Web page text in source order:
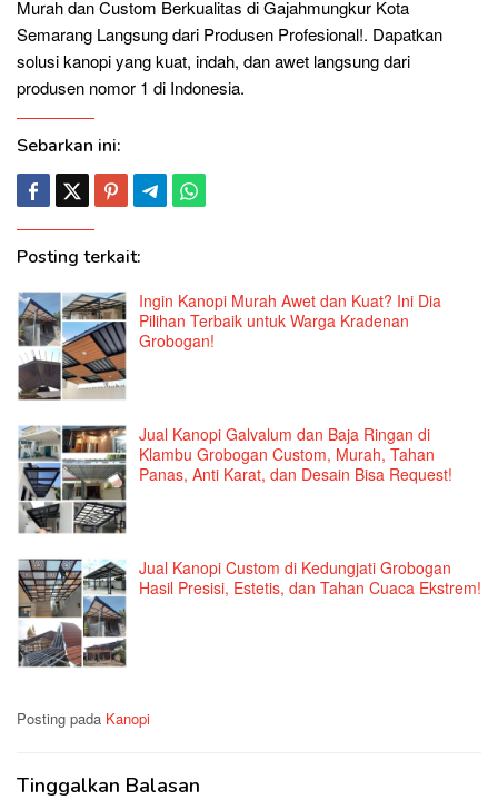
Murah dan Custom Berkualitas di Gajahmungkur Kota
Semarang Langsung dari Produsen Profesional!. Dapatkan
solusi kanopi yang kuat, indah, dan awet langsung dari
produsen nomor 1 di Indonesia.
Sebarkan ini:
Posting terkait:
Ingin Kanopi Murah Awet dan Kuat? Ini Dia
Pilihan Terbaik untuk Warga Kradenan
Grobogan!
Jual Kanopi Galvalum dan Baja Ringan di
Klambu Grobogan Custom, Murah, Tahan
Panas, Anti Karat, dan Desain Bisa Request!
Jual Kanopi Custom di Kedungjati Grobogan
Hasil Presisi, Estetis, dan Tahan Cuaca Ekstrem!
Posting pada Kanopi
Tinggalkan Balasan